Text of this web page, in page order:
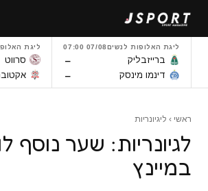
לתוכן
ליגת האלופות לנשים07/08 07:00
ברייזבליק –
דינמו מינסק –
ליגת
סרווט
ראשי › ליגיונריות
לגיונריות: שער נוסף
במיינץ